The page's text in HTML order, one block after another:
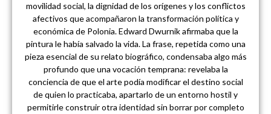
movilidad social, la dignidad de los orígenes y los conflictos
afectivos que acompañaron la transformación política y
económica de Polonia. Edward Dwurnik afirmaba que la
pintura le había salvado la vida. La frase, repetida como una
pieza esencial de su relato biográfico, condensaba algo más
profundo que una vocación temprana: revelaba la
conciencia de que el arte podía modificar el destino social
de quien lo practicaba, apartarlo de un entorno hostil y
permitirle construir otra identidad sin borrar por completo